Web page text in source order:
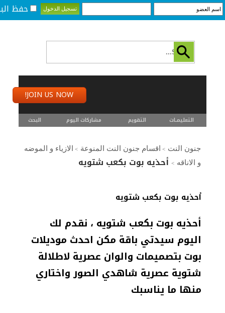
حفظ
JOIN US NOW!
التعليمـــات التقويم مشاركات اليوم البحث
جنون النت > اقسام جنون النت المنوعة >
الازياء و الموضه
و الاناقه > أحذيه بوت بكعب شتويه
أحذيه بوت بكعب شتويه
أحذيه بوت بكعب شتويه ، نقدم لك
اليوم سيدتي باقة مكن احدث موديلات
بوت بتصميمات والوان عصرية لاطلالة
شتوية عصرية شاهدي الصور واختاري
منها ما يناسبك